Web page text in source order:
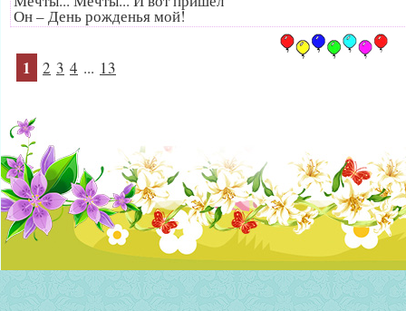
Он – День рожденья мой!
1 2 3 4 ... 13